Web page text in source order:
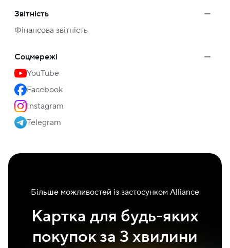
Звітність
Фінансова звітність
Соцмережі
YouTube
Facebook
Instagram
Telegram
Більше можливостей із застосунком Alliance
Картка для будь-яких
покупок за 3 хвилини